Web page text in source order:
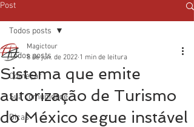
Post
Todos posts
Começar
Sua comunidade
Dicas
Todos posts
Sistema que emite
autorização de Turismo
do México segue instável
Magictour
8 de jun. de 2022 1 min de leitura